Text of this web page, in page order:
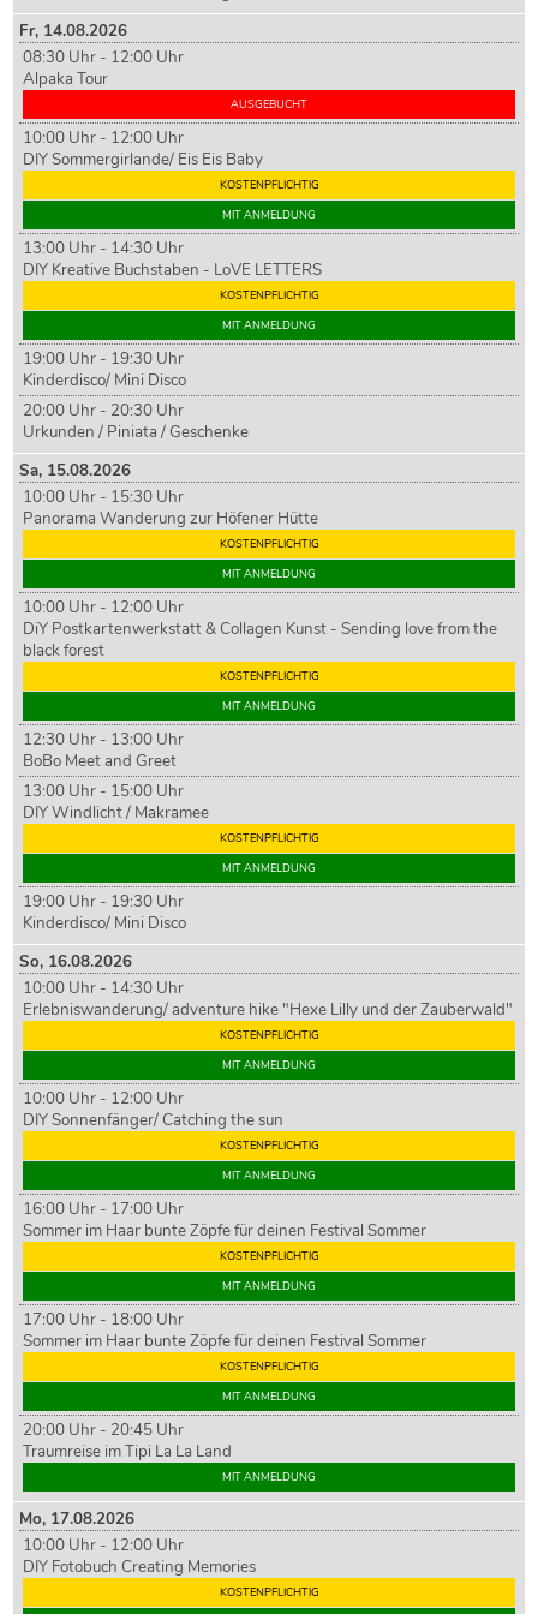
Fr, 14.08.2026
08:30 Uhr - 12:00 Uhr
Alpaka Tour
AUSGEBUCHT
10:00 Uhr - 12:00 Uhr
DIY Sommergirlande/ Eis Eis Baby
KOSTENPFLICHTIG
MIT ANMELDUNG
13:00 Uhr - 14:30 Uhr
DIY Kreative Buchstaben - LoVE LETTERS
KOSTENPFLICHTIG
MIT ANMELDUNG
19:00 Uhr - 19:30 Uhr
Kinderdisco/ Mini Disco
20:00 Uhr - 20:30 Uhr
Urkunden / Piniata / Geschenke
Sa, 15.08.2026
10:00 Uhr - 15:30 Uhr
Panorama Wanderung zur Höfener Hütte
KOSTENPFLICHTIG
MIT ANMELDUNG
10:00 Uhr - 12:00 Uhr
DiY Postkartenwerkstatt & Collagen Kunst - Sending love from the
black forest
KOSTENPFLICHTIG
MIT ANMELDUNG
12:30 Uhr - 13:00 Uhr
BoBo Meet and Greet
13:00 Uhr - 15:00 Uhr
DIY Windlicht / Makramee
KOSTENPFLICHTIG
MIT ANMELDUNG
19:00 Uhr - 19:30 Uhr
Kinderdisco/ Mini Disco
So, 16.08.2026
10:00 Uhr - 14:30 Uhr
Erlebniswanderung/ adventure hike "Hexe Lilly und der Zauberwald"
KOSTENPFLICHTIG
MIT ANMELDUNG
10:00 Uhr - 12:00 Uhr
DIY Sonnenfänger/ Catching the sun
KOSTENPFLICHTIG
MIT ANMELDUNG
16:00 Uhr - 17:00 Uhr
Sommer im Haar bunte Zöpfe für deinen Festival Sommer
KOSTENPFLICHTIG
MIT ANMELDUNG
17:00 Uhr - 18:00 Uhr
Sommer im Haar bunte Zöpfe für deinen Festival Sommer
KOSTENPFLICHTIG
MIT ANMELDUNG
20:00 Uhr - 20:45 Uhr
Traumreise im Tipi La La Land
MIT ANMELDUNG
Mo, 17.08.2026
10:00 Uhr - 12:00 Uhr
DIY Fotobuch Creating Memories
KOSTENPFLICHTIG